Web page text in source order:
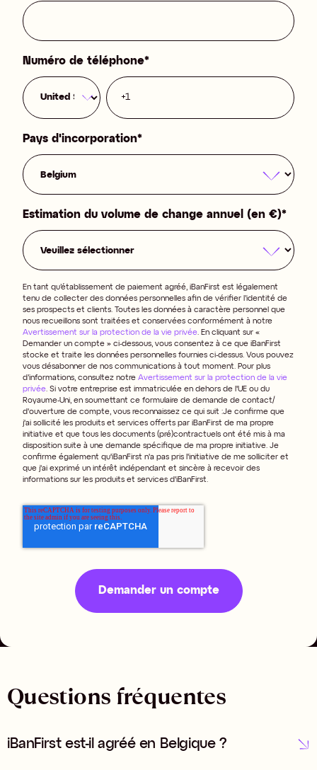
Numéro de téléphone*
Pays d'incorporation*
Estimation du volume de change annuel (en €)*
En tant qu’établissement de paiement agréé, iBanFirst est légalement
tenu de collecter des données personnelles afin de vérifier l’identité de
ses prospects et clients. Toutes les données à caractère personnel que
nous recueillons sont traitées et conservées conformément à notre
Avertissement sur la protection de la vie privée . En cliquant sur «
Demander un compte » ci-dessous, vous consentez à ce que iBanFirst
stocke et traite les données personnelles fournies ci-dessus. Vous pouvez
vous désabonner de nos communications à tout moment. Pour plus
d’informations, consultez notre Avertissement sur la protection de la vie
privée Si votre entreprise est immatriculée en dehors de l'UE ou du
Royaume-Uni, en soumettant ce formulaire de demande de contact/
d'ouverture de compte, vous reconnaissez ce qui suit :Je confirme que
j'ai sollicité les produits et services offerts par iBanFirst de ma propre
initiative et que tous les documents (pré)contractuels ont été mis à ma
disposition suite à une demande spécifique de ma propre initiative. Je
confirme également qu'iBanFirst n'a pas pris l'initiative de me solliciter et
que j'ai exprimé un intérêt indépendant et sincère à recevoir des
informations sur les produits et services d'iBanFirst.
Questions fréquentes
iBanFirst est-il agréé en Belgique ?